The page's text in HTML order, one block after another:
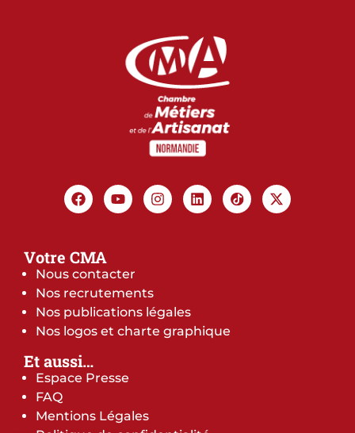
Votre CMA
Nous contacter
Nos recrutements
Nos publications légales
Nos logos et charte graphique
Et aussi…
Espace Presse
FAQ
Mentions Légales